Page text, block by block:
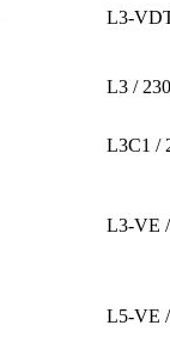
L3-
L3 /
L3C1 /
L3-VE
L5-VE